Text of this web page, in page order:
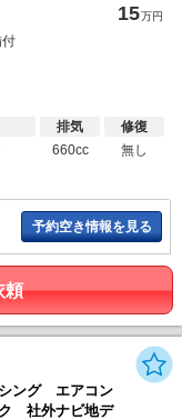
15万円
排気
660cc
修復
無し
予約空き情報を見る
頼
シング エアコン
社外ナビ地デ